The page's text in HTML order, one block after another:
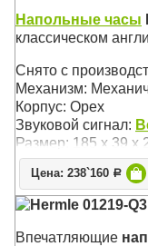
Звуковой сигнал:
Размер: 196,5 х 44
Напольные часы
классическом
Снято с
Механизм:
Корпус: Орех
Звуковой сигнал:
Размер: 185 х 39 х
Цена: 238`160 Р
Hermle 01219-
Впечатляющие